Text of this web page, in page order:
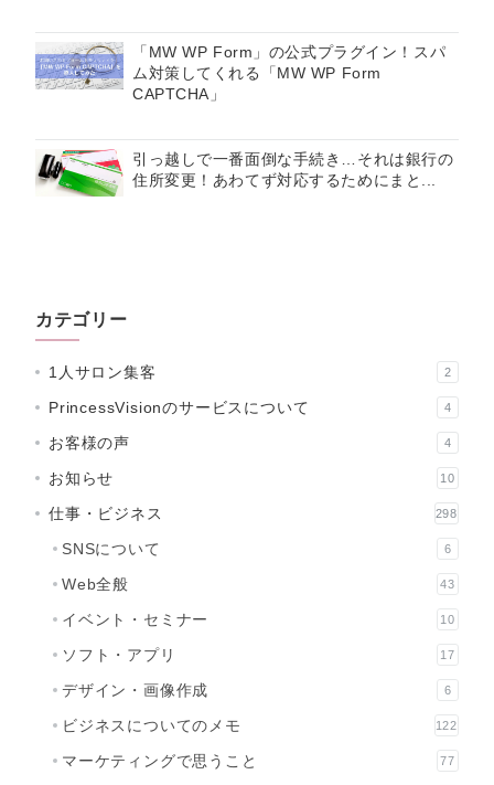
「MW WP Form」の公式プラグイン！スパ
ム対策してくれる「MW WP Form
CAPTCHA」
引っ越しで一番面倒な手続き…それは銀行の
住所変更！あわてず対応するためにまと...
カテゴリー
1人サロン集客 2
PrincessVisionのサービスについて 4
お客様の声 4
お知らせ 10
仕事・ビジネス 298
SNSについて 6
Web全般 43
イベント・セミナー 10
ソフト・アプリ 17
デザイン・画像作成 6
ビジネスについてのメモ 122
マーケティングで思うこと 77